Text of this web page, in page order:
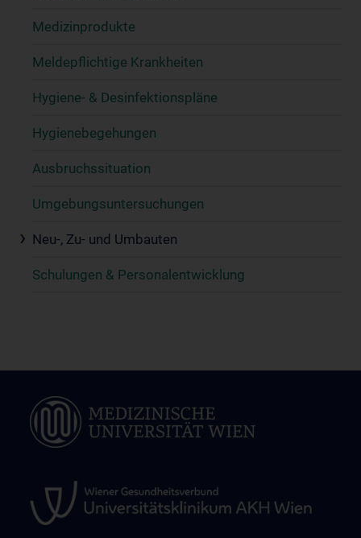
Medizinprodukte
Meldepflichtige Krankheiten
Hygiene- & Desinfektionspläne
Hygienebegehungen
Ausbruchssituation
Umgebungsuntersuchungen
Neu-, Zu- und Umbauten
Schulungen & Personalentwicklung